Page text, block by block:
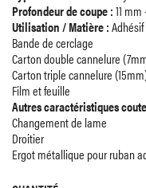
Profondeur de coupe :11
Utilisation / Matière :Adhésif
Bande de cerclage
Carton double cannelure
Carton triple cannelure
Film et feuille
Autres caractéristiques
Changement de lame
Droitier
Ergot métallique pour ruban